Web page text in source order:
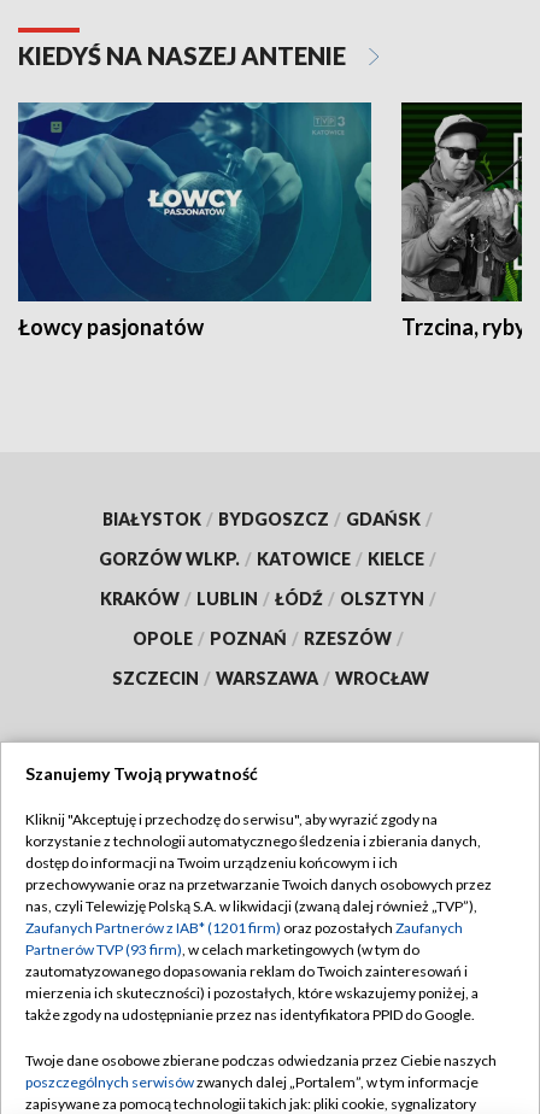
KIEDYŚ NA NASZEJ ANTENIE
Łowcy pasjonatów Trzcina, ryby
BIAŁYSTOK / BYDGOSZCZ / GDAŃSK /
GORZÓW WLKP. / KATOWICE / KIELCE /
KRAKÓW / LUBLIN / ŁÓDŹ / OLSZTYN /
OPOLE / POZNAŃ / RZESZÓW /
SZCZECIN / WARSZAWA / WROCŁAW
TVP
Abonament TVP
Emisja w TVP
Centrum informacji TVP
Naziemna Telewizja Cyfrowa
Rada Programowa
Regulamin TVP
Polityka prywatności
Moje zgody
Pomoc
Kontakt
Szanujemy Twoją prywatność
Kliknij "Akceptuję i przechodzę do serwisu", aby wyrazić zgody na
korzystanie z technologii automatycznego śledzenia i zbierania danych,
dostęp do informacji na Twoim urządzeniu końcowym i ich
przechowywanie oraz na przetwarzanie Twoich danych osobowych przez
nas, czyli Telewizję Polską S.A. w likwidacji (zwaną dalej również „TVP”),
Zaufanych Partnerów z IAB* (1201 firm) oraz pozostałych Zaufanych
Partnerów TVP (93 firm), w celach marketingowych (w tym do
zautomatyzowanego dopasowania reklam do Twoich zainteresowań i
mierzenia ich skuteczności) i pozostałych, które wskazujemy poniżej, a
także zgody na udostępnianie przez nas identyfikatora PPID do Google.
Twoje dane osobowe zbierane podczas odwiedzania przez Ciebie naszych
poszczególnych serwisówzwanych dalej „Portalem”, w tym informacje
zapisywane za pomocą technologii takich jak: pliki cookie, sygnalizatory